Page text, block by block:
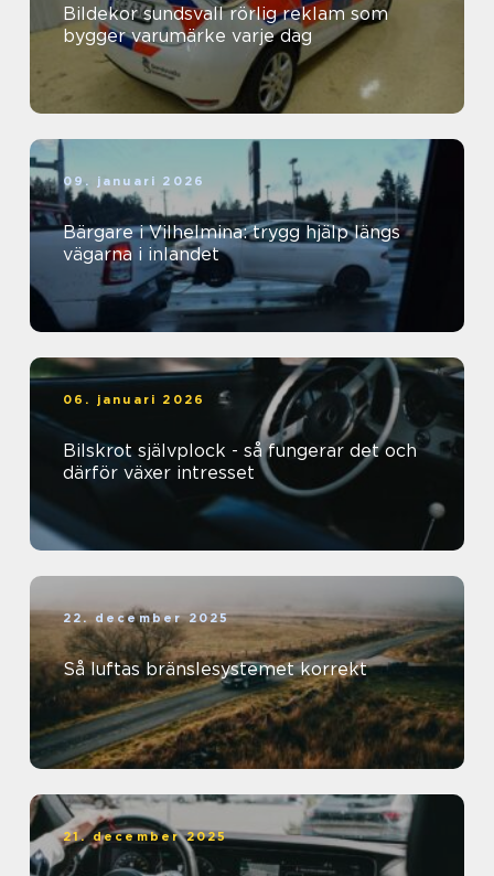
Bildekor sundsvall rörlig reklam som
bygger varumärke varje dag
09. januari 2026
Bärgare i Vilhelmina: trygg hjälp längs
vägarna i inlandet
06. januari 2026
Bilskrot självplock - så fungerar det och
därför växer intresset
22. december 2025
Så luftas bränslesystemet korrekt
21. december 2025